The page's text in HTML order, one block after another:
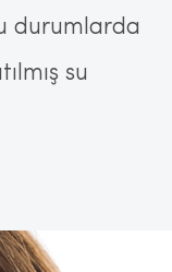
durumlarda
su